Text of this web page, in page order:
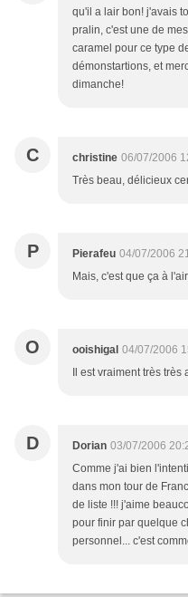
qu'il a lair bon! j'avais
pralin, c'est une de
caramel pour ce type
démonstartions, et
dimanche!
C christine 06/07/2006
Très beau, délicieux
P Pierafeu 04/07/2006
Mais, c'est que ça à
O ooishigal 04/07/2006
Il est vraiment très
D Dorian 03/07/2006
Comme j'ai bien
dans mon tour de
de liste !!! j'aime
pour finir par quelque
personnel... c'est